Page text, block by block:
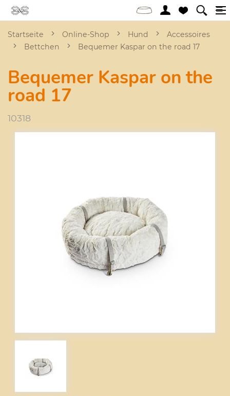
Startseite Online-Shop Hund
Accessoires
Bettchen
Bequemer Kaspar on the road 17
Bequemer Kaspar on the
road 17
10318